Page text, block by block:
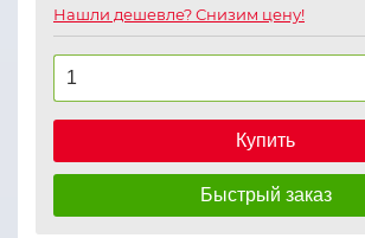
Нашли дешевле? Снизим цену!
Купить
Быстрый заказ